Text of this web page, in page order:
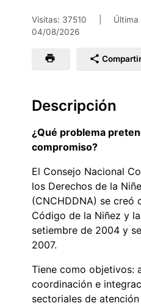
Visitas: 37510
04/08/2026
Descripción
¿Qué problema
compromiso?
El Consejo Nacional
los Derechos de la
(CNCHDDNA) se creó
Código de la Niñez y
setiembre de 2004 y
2007.
Tiene como objetivos:
coordinación e
sectoriales de